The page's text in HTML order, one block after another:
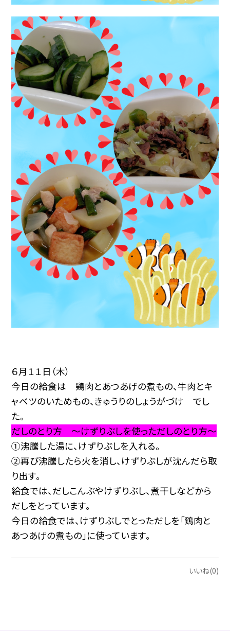
６月１１日（木）
今日の給食は 鶏肉とあつあげの煮もの、牛肉とキ
ャベツのいためもの、きゅうりのしょうがづけ でし
た。
だしのとり方 ～けずりぶしを使っただしのとり方～
①沸騰した湯に、けずりぶしを入れる。
②再び沸騰したら火を消し、けずりぶしが沈んだら取
り出す。
給食では、だしこんぶやけずりぶし、煮干しなどから
だしをとっています。
今日の給食では、けずりぶしでとっただしを「鶏肉と
あつあげの煮もの」に使っています。
いいね(0)